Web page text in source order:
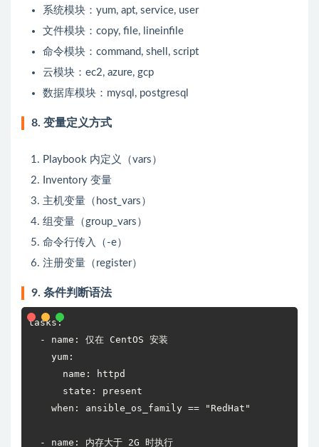
系统模块：yum, apt, service, user
文件模块：copy, file, lineinfile
命令模块：command, shell, script
云模块：ec2, azure, gcp
数据库模块：mysql, postgresql
8. 变量定义方式
Playbook 内定义（vars）
Inventory 变量
主机变量（host_vars）
组变量（group_vars）
命令行传入（-e）
注册变量（register）
9. 条件判断语法
tasks:
  - name: 仅在 CentOS 安装
    yum:
      name: httpd
      state: present
    when: ansible_os_family == "RedHat"
  - name: 内存大于 2G 时执行